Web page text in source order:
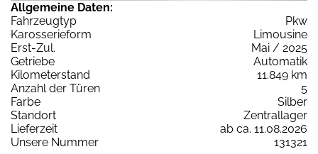
Allgemeine Daten:
Fahrzeugtyp
Pkw
Karosserieform
Limousine
Erst-Zul.
Mai / 2025
Getriebe
Automatik
Kilometerstand
11.849 km
Anzahl der Türen
5
Farbe
Silber
Standort
Zentrallager
Lieferzeit
ab ca. 11.08.2026
Unsere Nummer
131321